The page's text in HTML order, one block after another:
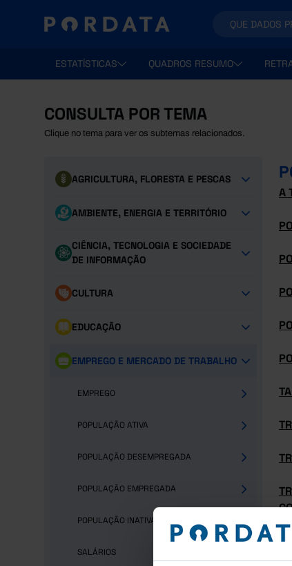
ESTATÍSTICAS QUADROS RESUMO
CONSULTA POR TEMA
Clique no tema para ver os subtemas relacionados.
AGRICULTURA, FLORESTA E PESCAS
AMBIENTE, ENERGIA E TERRITÓRIO
CIÊNCIA, TECNOLOGIA E SOCIEDADE
DE INFORMAÇÃO
CULTURA
EDUCAÇÃO
EMPREGO E MERCADO DE TRABALHO
EMPREGO
POPULAÇÃO ATIVA
POPULAÇÃO DESEMPREGADA
POPULAÇÃO EMPREGADA
POPULAÇÃO INATIVA
SALÁRIOS
A